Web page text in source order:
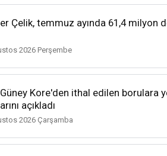
Çelik, temmuz ayında 61,4 milyon
2026 Perşembe
Güney Kore'den ithal edilen borulara
açıkladı
2026 Çarşamba